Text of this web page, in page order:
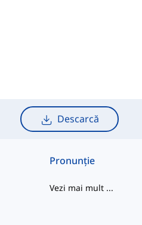
Descarcă
Pronunție
Vezi mai mult ...